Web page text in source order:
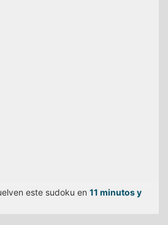
este sudoku en 11 minutos y